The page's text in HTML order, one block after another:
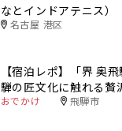
なとインドアテニス）
名古屋 港区
【宿泊レポ】「界 奥
騨の匠文化に触れる贅
おでかけ 飛騨市